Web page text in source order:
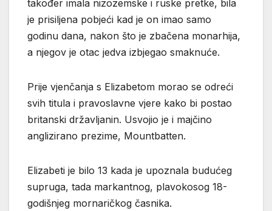
također imala nizozemske i ruske pretke, bila
je prisiljena pobjeći kad je on imao samo
godinu dana, nakon što je zbačena monarhija,
a njegov je otac jedva izbjegao smaknuće.
Prije vjenčanja s Elizabetom morao se odreći
svih titula i pravoslavne vjere kako bi postao
britanski državljanin. Usvojio je i majčino
anglizirano prezime, Mountbatten.
Elizabeti je bilo 13 kada je upoznala budućeg
supruga, tada markantnog, plavokosog 18-
godišnjeg mornaričkog časnika.